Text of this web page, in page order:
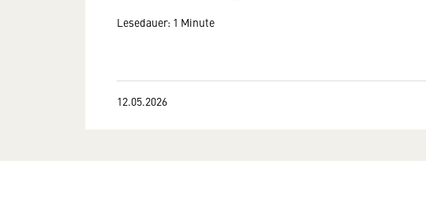
Lesedauer: 1 Minute
12.05.2026